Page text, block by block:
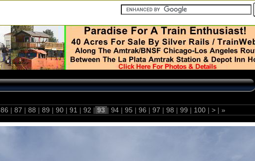
86 | 87 | 88 | 89 | 90 | 91 | 92 | 93 | 94 | 95 | 96 | 97 | 98 | 99 | 100 | > | »